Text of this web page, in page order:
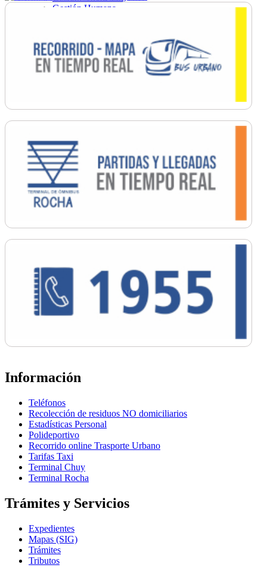
Gestión Humana
Ordenamiento
Promoción Social
Salud
Secretaría General
Información
Teléfonos
Recolección de residuos NO domiciliarios
Estadísticas Personal
Polideportivo
Recorrido online Trasporte Urbano
Tarifas Taxi
Terminal Chuy
Terminal Rocha
Trámites y Servicios
Expedientes
Mapas (SIG)
Trámites
Tributos